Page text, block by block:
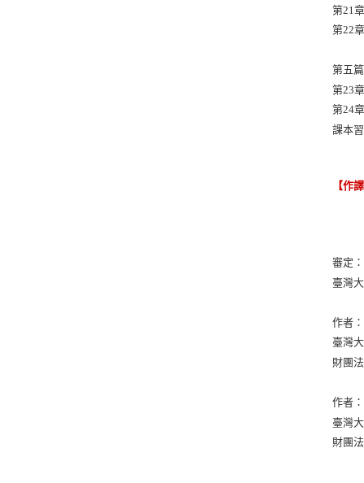
第21
第22
第五
第23
第24
課本
【作
審定
臺灣
作者
臺灣
財團
作者
臺灣
財團